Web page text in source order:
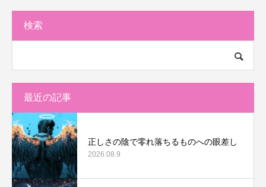
検索
最近の記事
正しさの陰で零れ落ちるものへの眼差し
2026.08.9